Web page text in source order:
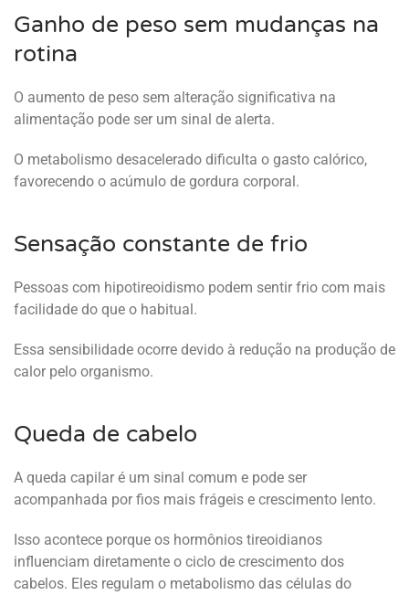
Ganho de peso sem mudanças na
rotina
O aumento de peso sem alteração significativa na
alimentação pode ser um sinal de alerta.
O metabolismo desacelerado dificulta o gasto calórico,
favorecendo o acúmulo de gordura corporal.
Sensação constante de frio
Pessoas com hipotireoidismo podem sentir frio com mais
facilidade do que o habitual.
Essa sensibilidade ocorre devido à redução na produção de
calor pelo organismo.
Queda de cabelo
A queda capilar é um sinal comum e pode ser
acompanhada por fios mais frágeis e crescimento lento.
Isso acontece porque os hormônios tireoidianos
influenciam diretamente o ciclo de crescimento dos
cabelos. Eles regulam o metabolismo das células do